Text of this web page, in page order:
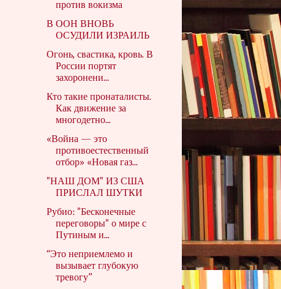
против вокизма
В ООН ВНОВЬ
ОСУДИЛИ ИЗРАИЛЬ
Огонь, свастика, кровь. В
России портят
захоронени...
Кто такие пронаталисты.
Как движение за
многодетно...
«Война — это
противоестественный
отбор» «Новая газ...
"НАШ ДОМ" ИЗ США
ПРИСЛАЛ ШУТКИ
Рубио: "Бесконечные
переговоры" о мире с
Путиным и...
“Это неприемлемо и
вызывает глубокую
тревогу”